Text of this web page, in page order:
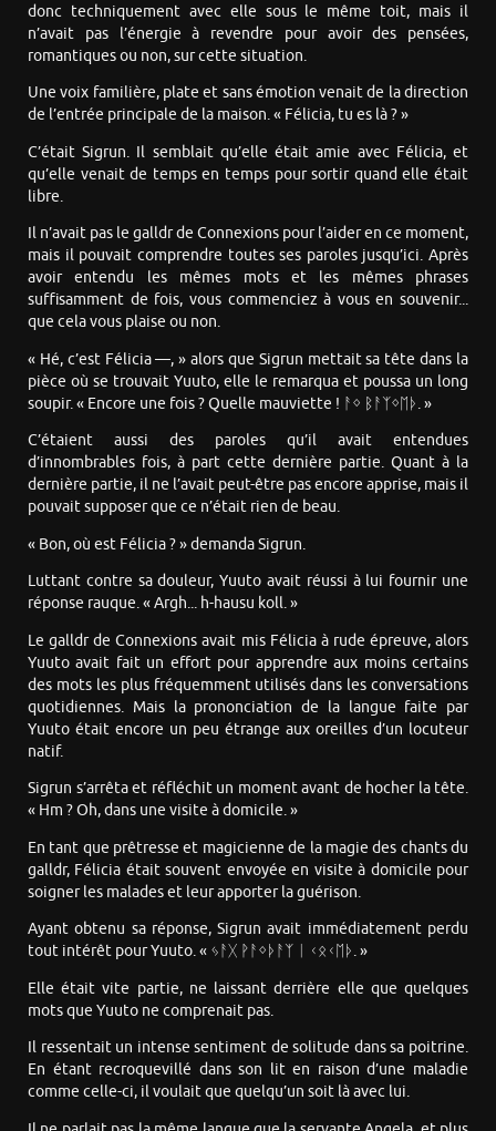
donc techniquement avec elle sous le même toit, mais il
n’avait pas l’énergie à revendre pour avoir des pensées,
romantiques ou non, sur cette situation.
Une voix familière, plate et sans émotion venait de la direction
de l’entrée principale de la maison. « Félicia, tu es là ? »
C’était Sigrun. Il semblait qu’elle était amie avec Félicia, et
qu’elle venait de temps en temps pour sortir quand elle était
libre.
Il n’avait pas le galldr de Connexions pour l’aider en ce moment,
mais il pouvait comprendre toutes ses paroles jusqu’ici. Après
avoir entendu les mêmes mots et les mêmes phrases
suffisamment de fois, vous commenciez à vous en souvenir...
que cela vous plaise ou non.
« Hé, c’est Félicia —, » alors que Sigrun mettait sa tête dans la
pièce où se trouvait Yuuto, elle le remarqua et poussa un long
soupir. « Encore une fois ? Quelle mauviette ! ᚨᛜ ᛒᚨᛉᛜᛖᚦ. »
C’étaient aussi des paroles qu’il avait entendues
d’innombrables fois, à part cette dernière partie. Quant à la
dernière partie, il ne l’avait peut-être pas encore apprise, mais il
pouvait supposer que ce n’était rien de beau.
« Bon, où est Félicia ? » demanda Sigrun.
Luttant contre sa douleur, Yuuto avait réussi à lui fournir une
réponse rauque. « Argh... h-hausu koll. »
Le galldr de Connexions avait mis Félicia à rude épreuve, alors
Yuuto avait fait un effort pour apprendre aux moins certains
des mots les plus fréquemment utilisés dans les conversations
quotidiennes. Mais la prononciation de la langue faite par
Yuuto était encore un peu étrange aux oreilles d’un locuteur
natif.
Sigrun s’arrêta et réfléchit un moment avant de hocher la tête.
« Hm ? Oh, dans une visite à domicile. »
En tant que prêtresse et magicienne de la magie des chants du
galldr, Félicia était souvent envoyée en visite à domicile pour
soigner les malades et leur apporter la guérison.
Ayant obtenu sa réponse, Sigrun avait immédiatement perdu
tout intérêt pour Yuuto. « ᛃᚨᚷ ᚹᚨᛜᚦᚨᛉ ᛁ ᚲᛟᚲᛖᚦ. »
Elle était vite partie, ne laissant derrière elle que quelques
mots que Yuuto ne comprenait pas.
Il ressentait un intense sentiment de solitude dans sa poitrine.
En étant recroquevillé dans son lit en raison d’une maladie
comme celle-ci, il voulait que quelqu’un soit là avec lui.